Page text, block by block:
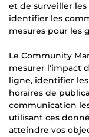
et de surveiller
identifier les
mesures pour les
Le Community
mesurer l'impact
ligne, identifier
horaires de
communication
utilisant ces
atteindre vos